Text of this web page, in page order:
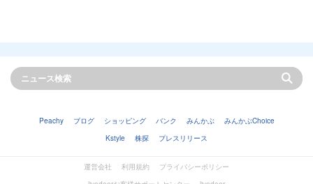
Peachy ブログ ショッピング バンク みんかぶ
みんかぶChoice
Kstyle
株探 プレスリリース
運営会社 利用規約
プライバシーポリシー